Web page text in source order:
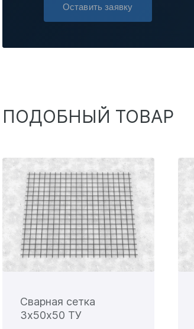
Оставить заявку
ПОДОБНЫЙ ТОВАР
Сварная сетка
3х50х50 ТУ